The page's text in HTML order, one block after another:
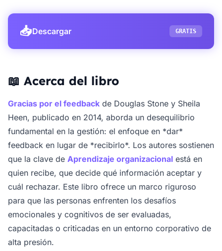
📥Descargar GRATIS
📖 Acerca del libro
Gracias por el feedback de Douglas Stone y Sheila
Heen, publicado en 2014, aborda un desequilibrio
fundamental en la gestión: el enfoque en *dar*
feedback en lugar de *recibirlo*. Los autores sostienen
que la clave de Aprendizaje organizacional está en
quien recibe, que decide qué información aceptar y
cuál rechazar. Este libro ofrece un marco riguroso
para que las personas enfrenten los desafíos
emocionales y cognitivos de ser evaluadas,
capacitadas o criticadas en un entorno corporativo de
alta presión.